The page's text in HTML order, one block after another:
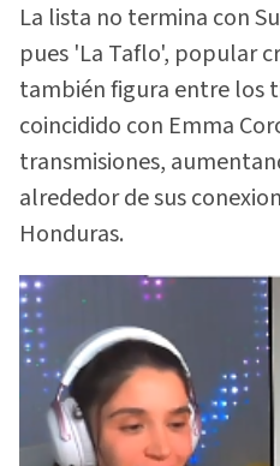
La lista no termina con
pues 'La Taflo', popular
también figura entre los
coincidido con Emma
transmisiones,
alrededor de sus
Honduras.